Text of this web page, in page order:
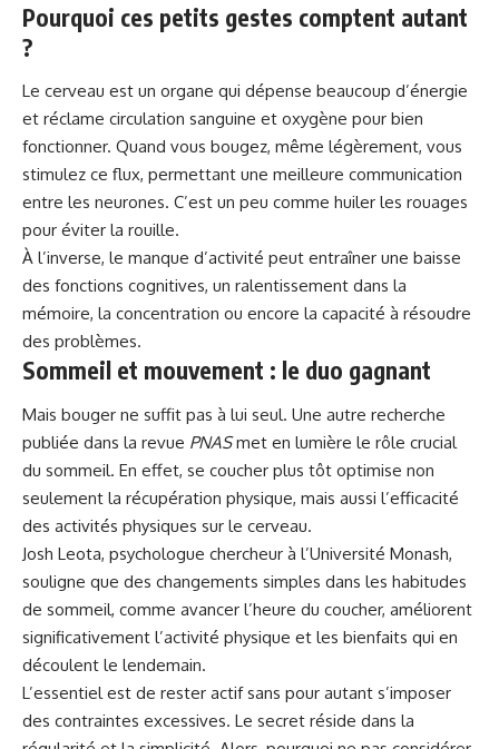
Pourquoi ces petits gestes comptent autant
?
Le cerveau est un organe qui dépense beaucoup d’énergie
et réclame circulation sanguine et oxygène pour bien
fonctionner. Quand vous bougez, même légèrement, vous
stimulez ce flux, permettant une meilleure communication
entre les neurones. C’est un peu comme huiler les rouages
pour éviter la rouille.
À l’inverse, le manque d’activité peut entraîner une baisse
des fonctions cognitives, un ralentissement dans la
mémoire, la concentration ou encore la capacité à résoudre
des problèmes.
Sommeil et mouvement : le duo gagnant
Mais bouger ne suffit pas à lui seul. Une autre recherche
publiée dans la revue PNASmet en lumière le rôle crucial
du sommeil. En effet, se coucher plus tôt optimise non
seulement la récupération physique, mais aussi l’efficacité
des activités physiques sur le cerveau.
Josh Leota, psychologue chercheur à l’Université Monash,
souligne que des changements simples dans les habitudes
de sommeil, comme avancer l’heure du coucher, améliorent
significativement l’activité physique et les bienfaits qui en
découlent le lendemain.
L’essentiel est de rester actif sans pour autant s’imposer
des contraintes excessives. Le secret réside dans la